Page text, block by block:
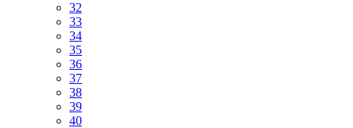
32
33
34
35
36
37
38
39
40